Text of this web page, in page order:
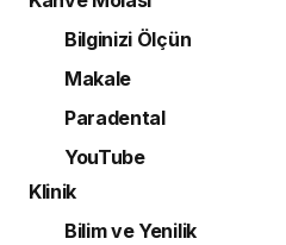
Bilginizi Ölçün
Makale
Paradental
YouTube
Klinik
Bilim ve Yenilik